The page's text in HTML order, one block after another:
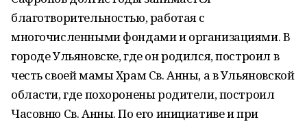
благотворительностью, работая с
многочисленными фондами и организациями. В
городе Ульяновске, где он родился, построил в
честь своей мамы Храм Св. Анны, а в Ульяновской
области, где похоронены родители, построил
Часовню Св. Анны. По его инициативе и при